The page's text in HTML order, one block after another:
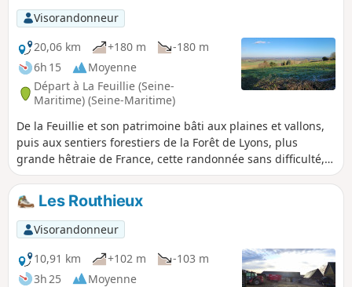
Visorandonneur
20,06 km
+180 m
-180 m
6h 15
Moyenne
Départ à La Feuillie (Seine-
Maritime) (Seine-Maritime)
De la Feuillie et son patrimoine bâti aux plaines et vallons,
puis aux sentiers forestiers de la Forêt de Lyons, plus
grande hêtraie de France, cette randonnée sans difficulté,
hormis sa longueur, transite par le splendide panorama de
Beauvoir-en-Lyons. Ce circuit en huit, offre la possibilité de
le scinder en deux boucles d'une dizaine de kilomètres
chacune.
Les Routhieux
Visorandonneur
10,91 km
+102 m
-103 m
3h 25
Moyenne